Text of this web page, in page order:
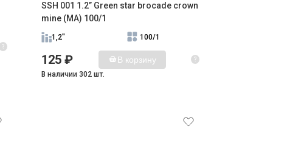
?
SSH 001 1.2” Green star brocade crown
mine (MA) 100/1
1,2" 100/1
125 ₽ В корзину ?
В наличии 302 шт.